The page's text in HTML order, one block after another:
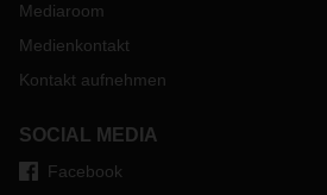
Mediaroom
Medienkontakt
Kontakt aufnehmen
SOCIAL MEDIA
Facebook